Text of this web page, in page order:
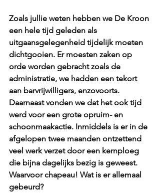
Zoals jullie weten hebben we De Kroon
een hele tijd geleden als
uitgaansgelegenheid tijdelijk moeten
dichtgooien. Er moesten zaken op
orde worden gebracht zoals de
administratie, we hadden een tekort
aan barvrijwilligers, enzovoorts.
Daarnaast vonden we dat het ook tijd
werd voor een grote opruim- en
schoonmaakactie. Inmiddels is er in de
afgelopen twee maanden ontzettend
veel werk verzet door een kernploeg
die bijna dagelijks bezig is geweest.
Waarvoor chapeau! Wat is er allemaal
gebeurd?